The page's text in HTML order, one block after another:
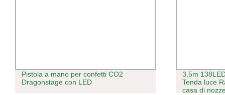
Pistola a mano per confetti CO2
Dragonstage con LED
3,5m
Tenda luce
casa di